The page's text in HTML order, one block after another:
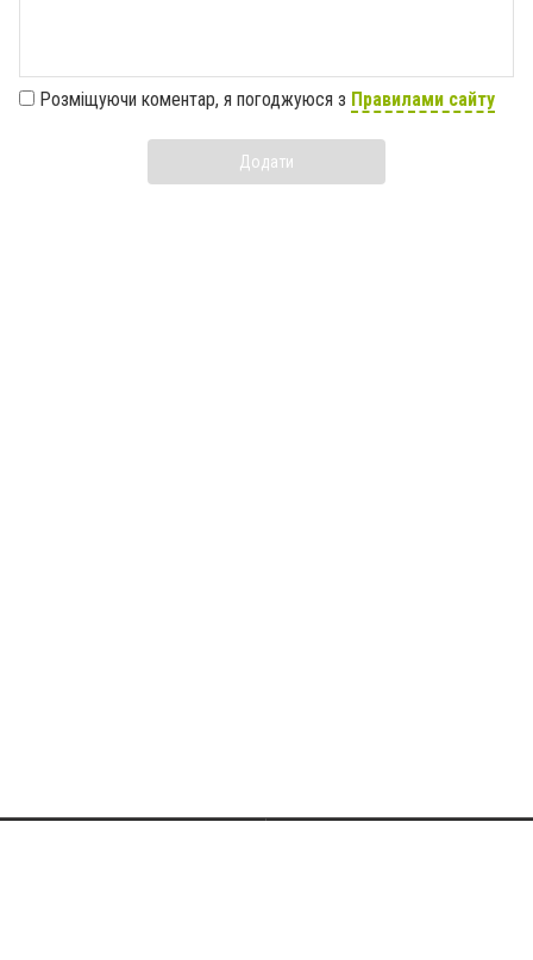
Розміщуючи коментар, я погоджуюся з Правилами сайту
Додати